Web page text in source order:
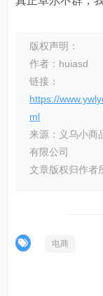
版权声明：
作者：huiasd
链接：
https://
ml
来源：义乌小商
有限公司
文章版权归作者
电商